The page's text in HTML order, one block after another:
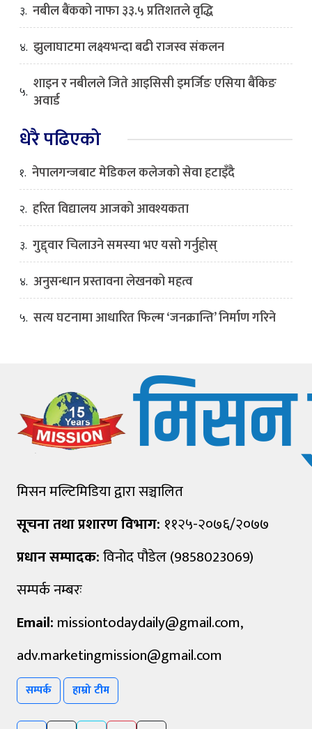
३. नबील बैंकको नाफा ३३.५ प्रतिशतले वृद्धि
४. झुलाघाटमा लक्ष्यभन्दा बढी राजस्व संकलन
५. शाइन र नबीलले जिते आइसिसी इमर्जिङ एसिया बैंकिङ
अवार्ड
धेरै पढिएको
१. नेपालगन्जबाट मेडिकल कलेजको सेवा हटाइँदै
२. हरित विद्यालय आजको आवश्यकता
३. गुद्द्वार चिलाउने समस्या भए यसो गर्नुहोस्
४. अनुसन्धान प्रस्तावना लेखनको महत्व
५. सत्य घटनामा आधारित फिल्म ‘जनक्रान्ति’ निर्माण गरिने
मिसन मल्टिमिडिया द्वारा सञ्चालित
सूचना तथा प्रशारण विभाग: ११२५-२०७६/२०७७
प्रधान सम्पादक:विनोद पौडेल (9858023069)
सम्पर्क नम्बरः
Email: missiontodaydaily@gmail.com,
adv.marketingmission@gmail.com
सम्पर्क हाम्रो टीम